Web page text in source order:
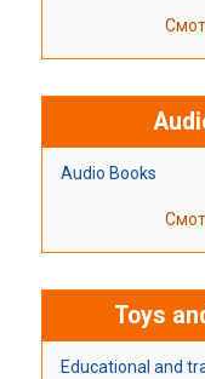
Audio Books
Toys
Educational and